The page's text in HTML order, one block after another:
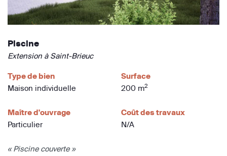
Piscine
Extension à Saint-Brieuc
Type de bien
Maison individuelle
Surface
200 m2
Maître d'ouvrage
Particulier
Coût des travaux
N/A
« Piscine couverte »